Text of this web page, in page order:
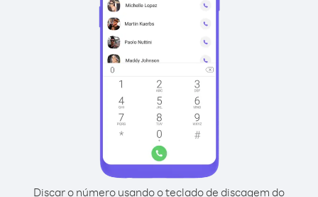
Discar o número usando o teclado de discagem do